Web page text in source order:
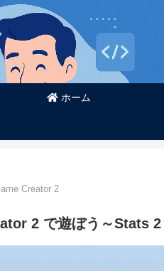
ホーム
Creator 2
2 で遊ぼう～Stats